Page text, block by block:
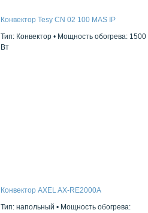
Конвектор Tesy CN 02 100 MAS IP
Тип: Конвектор • Мощность обогрева: 1500
Вт
Конвектор AXEL AX-RE2000A
Тип: напольный • Мощность обогрева: